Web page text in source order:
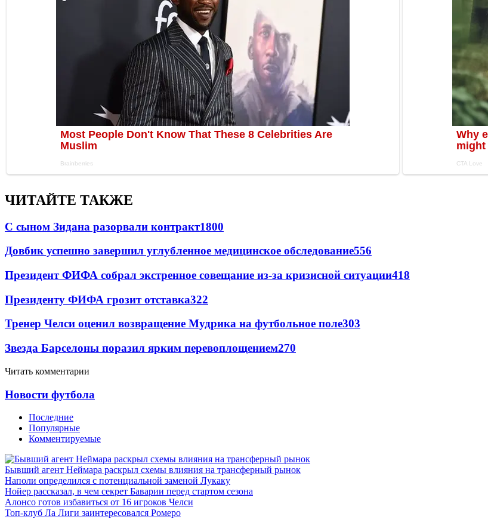
ЧИТАЙТЕ ТАКЖЕ
С сыном Зидана разорвали контракт1800
Довбик успешно завершил углубленное медицинское обследование556
Президент ФИФА собрал экстренное совещание из-за кризисной ситуации418
Президенту ФИФА грозит отставка322
Тренер Челси оценил возвращение Мудрика на футбольное поле303
Звезда Барселоны поразил ярким перевоплощением270
Читать комментарии
Новости футбола
Последние
Популярные
Комментируемые
Бывший агент Неймара раскрыл схемы влияния на трансферный рынок
Наполи определился с потенциальной заменой Лукаку
Нойер рассказал, в чем секрет Баварии перед стартом сезона
Алонсо готов избавиться от 16 игроков Челси
Топ-клуб Ла Лиги заинтересовался Ромеро